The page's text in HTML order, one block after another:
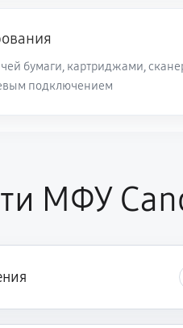
бумаги, картриджами,
подключением
МФУ